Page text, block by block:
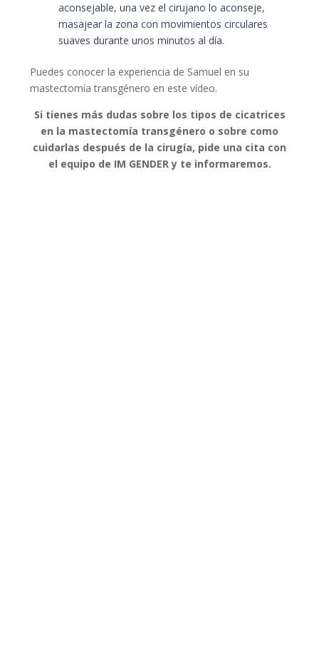
aconsejable, una vez el cirujano lo aconseje,
masajear la zona con movimientos circulares
suaves durante unos minutos al día.
Puedes conocer la experiencia de Samuel en su
mastectomía transgénero en este vídeo.
Si tienes más dudas sobre los tipos de cicatrices
en la mastectomía transgénero o sobre como
cuidarlas después de la cirugía, pide una cita con
el equipo de IM GENDER y te informaremos.